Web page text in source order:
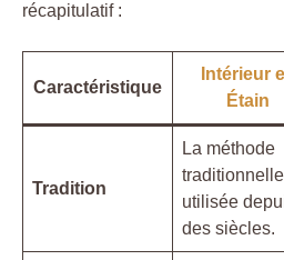
récapitulatif :
Caractéristique
Intérieur
Étain
Tradition
La méthode
utilisée
des siècles.